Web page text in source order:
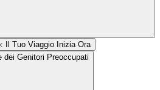
Il Tuo Viaggio Inizia Ora
dei Genitori Preoccupati